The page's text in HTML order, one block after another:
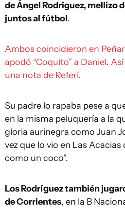
de Ángel Rodriguez, mellizo
juntos al fútbol.
Ambos coincidieron en
apodó “Coquito” a Daniel.
una nota de Referí.
Su padre lo rapaba pese a
en la misma peluquería a la
gloria aurinegra como Juan
vez que lo vio en Las Acacias
como un coco”.
Los Rodríguez también
de Corrientes, en la B